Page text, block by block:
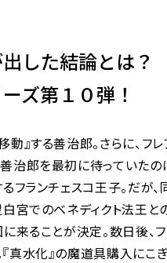
した結論とは
ズ第１０弾！
』する善治郎。さらに、フ
治郎を最初に待っていたの
フランチェスコ王子。だが、
白宮でのベネディクト法王
来ることが決定。数日後、
真水化』の魔道具購入にこ